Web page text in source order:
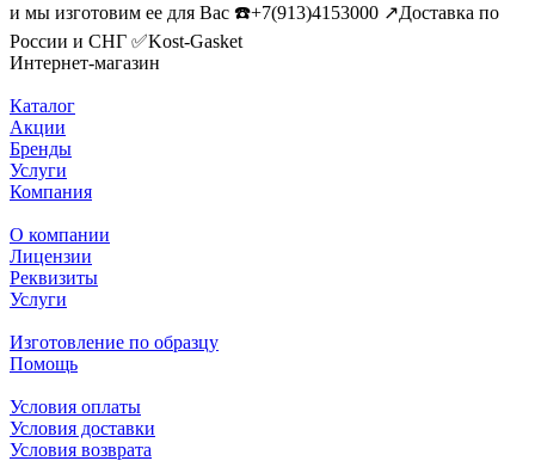
и мы изготовим ее для Вас ☎️+7(913)4153000 ↗️Доставка по
России и СНГ ✅Kost-Gasket
Интернет-магазин
Каталог
Акции
Бренды
Услуги
Компания
О компании
Лицензии
Реквизиты
Услуги
Изготовление по образцу
Помощь
Условия оплаты
Условия доставки
Условия возврата